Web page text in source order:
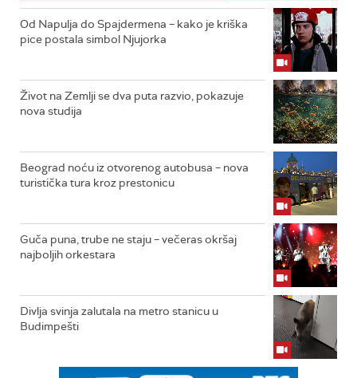
Od Napulja do Spajdermena – kako je kriška
pice postala simbol Njujorka
Život na Zemlji se dva puta razvio, pokazuje
nova studija
Beograd noću iz otvorenog autobusa – nova
turistička tura kroz prestonicu
Guča puna, trube ne staju – večeras okršaj
najboljih orkestara
Divlja svinja zalutala na metro stanicu u
Budimpešti